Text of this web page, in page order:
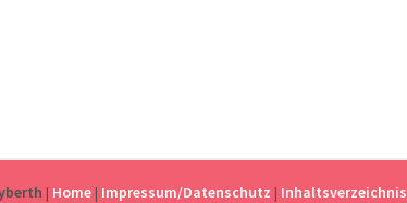
| Home| Impressum/Datenschutz | Inhaltsverzeichnis